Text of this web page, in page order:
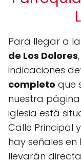
Para llegar a la
de Los Dolores
indicaciones
completo que
nuestra
iglesia está
Calle Principal
hay señales
llevarán